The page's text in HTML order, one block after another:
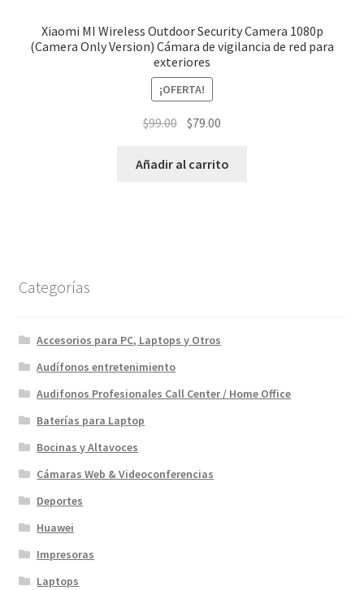
Xiaomi MI Wireless Outdoor Security Camera 1080p
(Camera Only Version) Cámara de vigilancia de red para
exteriores
¡OFERTA!
$99.00 El
original
$79.00
actual
Añadir al carrito
Categorías
Accesorios para PC, Laptops y Otros
Audífonos entretenimiento
Audifonos Profesionales Call Center / Home Office
Baterías para Laptop
Bocinas y Altavoces
Cámaras Web & Videoconferencias
Deportes
Huawei
Impresoras
Laptops